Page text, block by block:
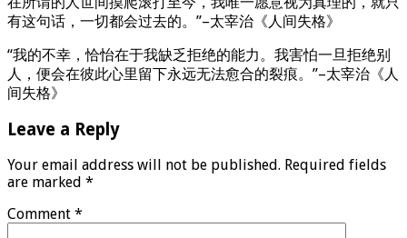
有这句话，一切都会过去的。”–太宰治《人间失格》
“我的不幸，恰怡在于我缺乏拒绝的能力。我害怕一旦拒绝别
人，便会在彼此心里留下永远无法愈合的裂痕。”–太宰治《人
间失格》
Leave a Reply
Your email address will not be published. Required fields
are marked *
Comment *